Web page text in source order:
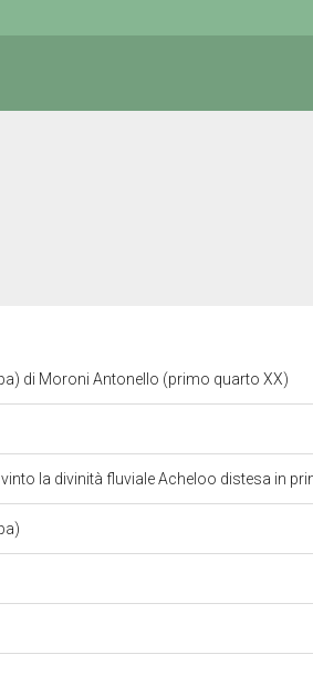
di Moroni Antonello (primo quarto XX)
la divinità fluviale Acheloo distesa in